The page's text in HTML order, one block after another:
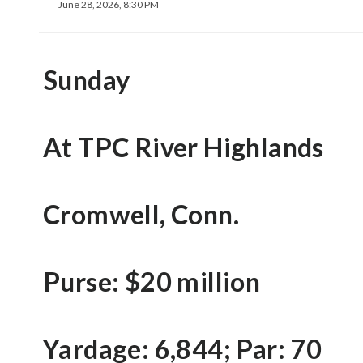
June 28, 2026, 8:30 PM
Sunday
At TPC River Highlands
Cromwell, Conn.
Purse: $20 million
Yardage: 6,844; Par: 70